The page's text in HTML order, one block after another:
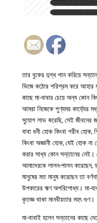
তার বুকের দুগ্ধ পান করিয়ে
ভিজে কঠোর পরিশ্রম করে আহার
কাছে মা-বাবার চেয়ে অন্য কোন
আমরা নিজেকে পুণ্যময় কাৰ্য্যের
সুযোগ লাভ করেছি, সেই জীবনের
বাবা ধনী হোক কিংবা গরীব হোক,
কিংবা অজ্ঞানী হোক, যেই হোক না
করার সাধ্য কোন সন্তানের নেই।
আমাদেরকে লালন-পালন করেছেন,
মানুষের মত মানুষ করেছেন তা
উপকারের ঋণ অপরিশোধ্য। মা-
কৃতজ্ঞ থাকা মানবীয়তার মহৎ গুণ।
মা-বাবাই হলেন সন্তানের কাছে